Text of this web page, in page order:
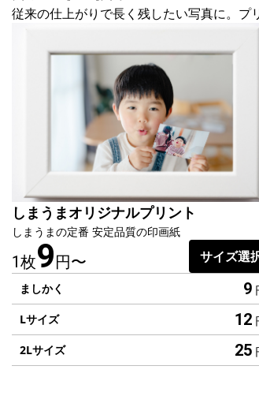
従来の仕上がりで長く残したい写真に。プ
しまうまオリジナルプリント
しまうまの定番 安定品質の印画紙
1枚9円〜 サイズ選
ましかく 9
Lサイズ
12
2Lサイズ
25